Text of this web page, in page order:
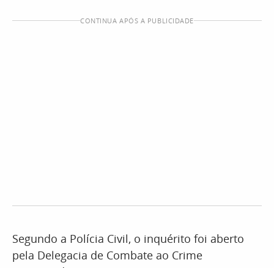
CONTINUA APÓS A PUBLICIDADE
Segundo a Polícia Civil, o inquérito foi aberto
pela Delegacia de Combate ao Crime